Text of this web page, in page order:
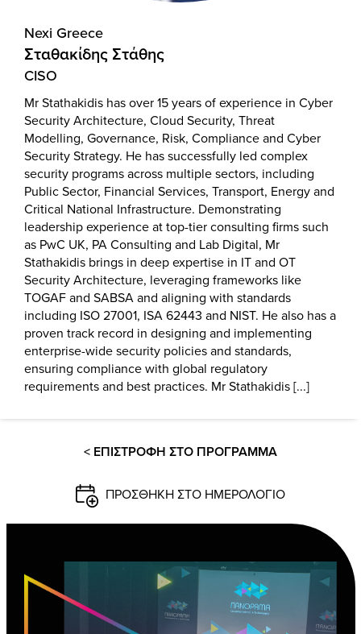
Nexi Greece
Σταθακίδης Στάθης
CISO
Mr Stathakidis has over 15 years of experience in Cyber
Security Architecture, Cloud Security, Threat
Modelling, Governance, Risk, Compliance and Cyber
Security Strategy. He has successfully led complex
security programs across multiple sectors, including
Public Sector, Financial Services, Transport, Energy and
Critical National Infrastructure. Demonstrating
leadership experience at top-tier consulting firms such
as PwC UK, PA Consulting and Lab Digital, Mr
Stathakidis brings in deep expertise in IT and OT
Security Architecture, leveraging frameworks like
TOGAF and SABSA and aligning with standards
including ISO 27001, ISA 62443 and NIST. He also has a
proven track record in designing and implementing
enterprise-wide security policies and standards,
ensuring compliance with global regulatory
requirements and best practices. Mr Stathakidis [...]
< ΕΠΙΣΤΡΟΦΗ ΣΤΟ ΠΡΟΓΡΑΜΜΑ
ΠΡΟΣΘΗΚΗ ΣΤΟ ΗΜΕΡΟΛΟΓΙΟ